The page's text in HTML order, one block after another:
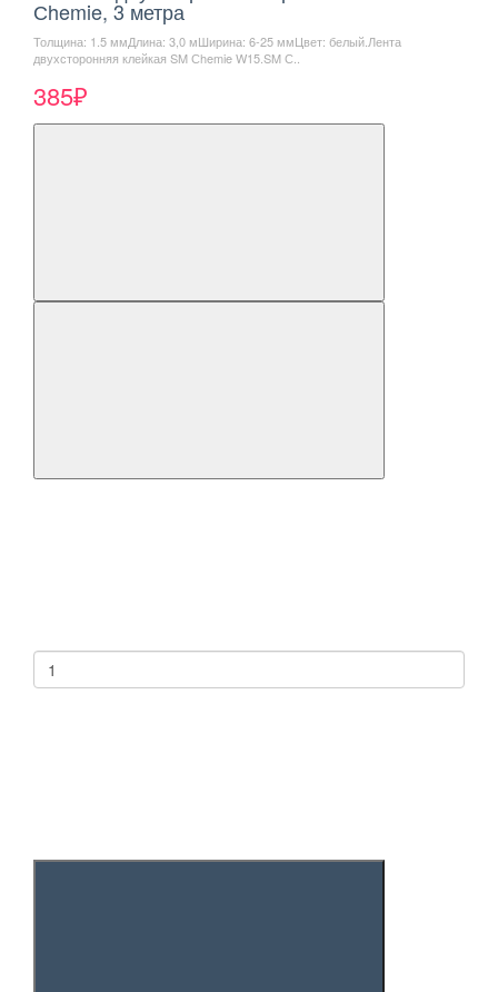
Сhemie, 3 метра
Толщина: 1.5 ммДлина: 3,0 мШирина: 6-25 ммЦвет: белый.Лента
двухсторонняя клейкая SM Сhemie W15.SM С..
385₽